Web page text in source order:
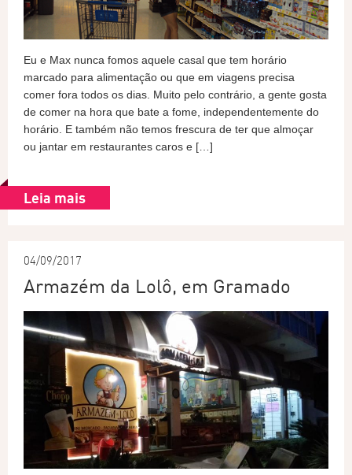
Eu e Max nunca fomos aquele casal que tem horário
marcado para alimentação ou que em viagens precisa
comer fora todos os dias. Muito pelo contrário, a gente gosta
de comer na hora que bate a fome, independentemente do
horário. E também não temos frescura de ter que almoçar
ou jantar em restaurantes caros e […]
Leia mais
04/09/2017
Armazém da Lolô, em Gramado